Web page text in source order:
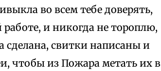
во всем тебе доверять,
и никогда не тороплю,
сделана, свитки написаны и
чтобы из Пожара метать их в